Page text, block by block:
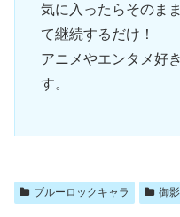
気に入ったらそのま
て継続するだけ！
アニメやエンタメ好
す。
ブルーロックキャラ 御